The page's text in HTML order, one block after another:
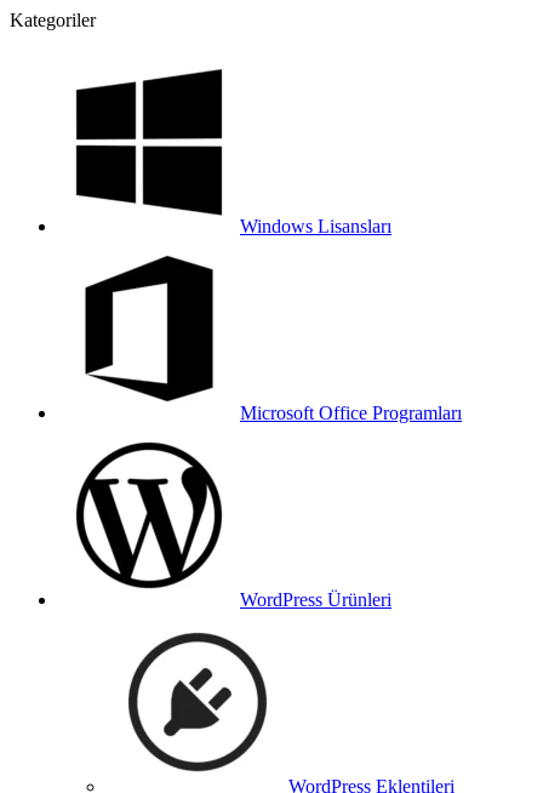
Kategoriler
Windows Lisansları
Microsoft Office Programları
WordPress Ürünleri
WordPress Eklentileri